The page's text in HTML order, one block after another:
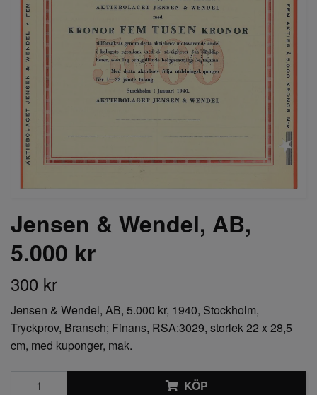
Jensen & Wendel, AB,
5.000 kr
300 kr
Jensen & Wendel, AB, 5.000 kr, 1940, Stockholm,
Tryckprov, Bransch; Finans, RSA:3029, storlek 22 x 28,5
cm, med kuponger, mak.
KÖP